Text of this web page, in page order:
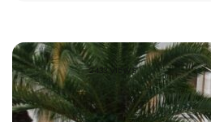
2433 VIEWS